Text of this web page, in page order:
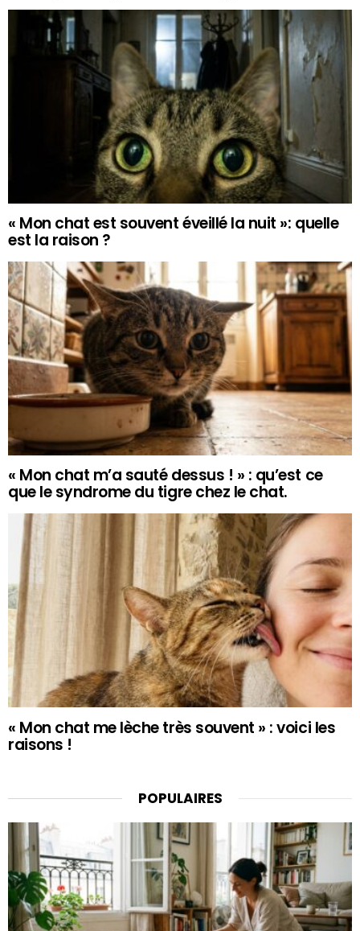
« Mon chat est souvent éveillé la nuit »: quelle
est la raison ?
« Mon chat m’a sauté dessus ! » : qu’est ce
que le syndrome du tigre chez le chat.
« Mon chat me lèche très souvent » : voici les
raisons !
POPULAIRES